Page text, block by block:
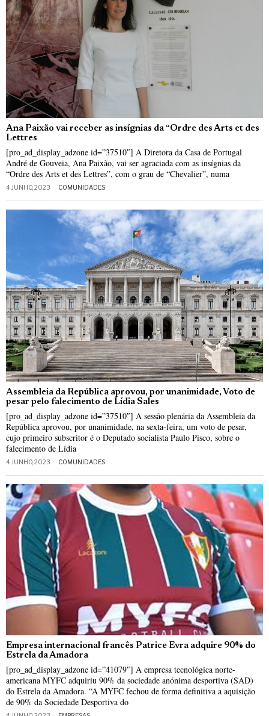
Ana Paixão vai receber as insígnias da “Ordre des Arts et des
Lettres
[pro_ad_display_adzone id=”37510″] A Diretora da Casa de Portugal
André de Gouveia, Ana Paixão, vai ser agraciada com as insígnias da
“Ordre des Arts et des Lettres”, com o grau de “Chevalier”, numa
4 JUNHO, 2023 COMUNIDADES
Assembleia da República aprovou, por unanimidade, Voto de
pesar pelo falecimento de Lídia Sales
[pro_ad_display_adzone id=”37510″] A sessão plenária da Assembleia da
República aprovou, por unanimidade, na sexta-feira, um voto de pesar,
cujo primeiro subscritor é o Deputado socialista Paulo Pisco, sobre o
falecimento de Lídia
4 JUNHO, 2023 COMUNIDADES
Empresa internacional francês Patrice Evra adquire 90% do
Estrela da Amadora
[pro_ad_display_adzone id=”41079″] A empresa tecnológica norte-
americana MYFC adquiriu 90% da sociedade anónima desportiva (SAD)
do Estrela da Amadora. “A MYFC fechou de forma definitiva a aquisição
de 90% da Sociedade Desportiva do